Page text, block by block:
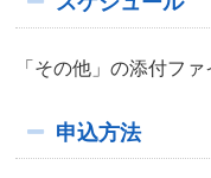
「その他」の添付フ
申込方法